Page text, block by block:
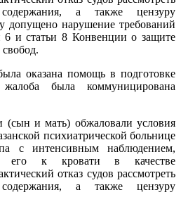
а также цензуру
допущено нарушение требований
6 и статьи 8 Конвенции о защите
оказана помощь в подготовке
была коммуницирована
(сын и мать) обжаловали условия
психиатрической больнице
с интенсивным наблюдением,
его к кровати в качестве
отказ судов рассмотреть
а также цензуру